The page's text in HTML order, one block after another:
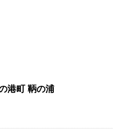
港町 鞆の浦